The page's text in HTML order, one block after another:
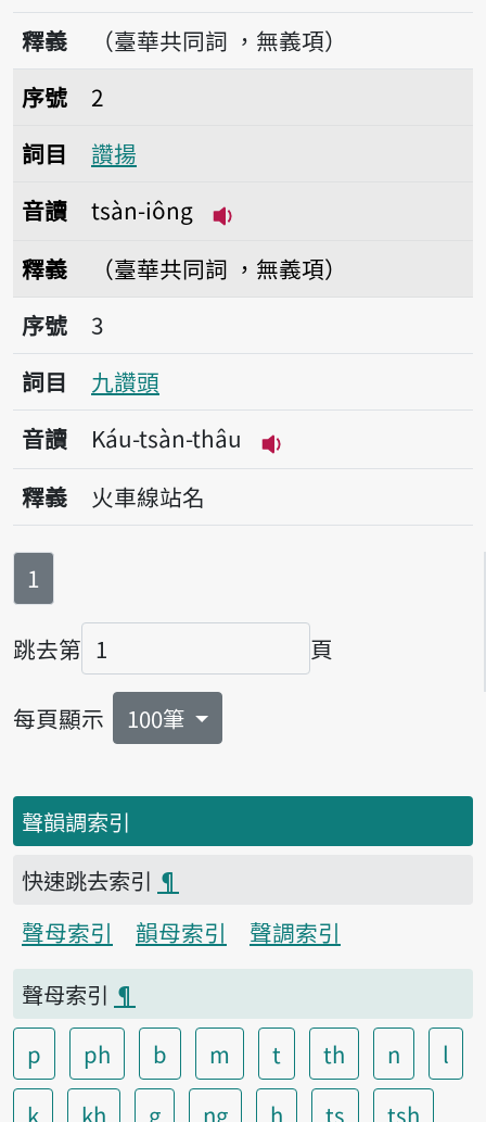
播放音讀tsàn-bí
釋義
（臺華共同詞 ，無義項）
序號2讚揚
序號
2
詞目
讚揚
音讀
tsàn-iông
釋義
（臺華共同詞 ，無義項）
序號3九讚頭
序號
3
詞目
九讚頭
音讀
Káu-tsàn-thâu
播放音讀Káu-tsàn-
釋義 火車線站名
第
1
跳去第
頁碼
頁
每頁顯示 100筆
聲韻調索引
快速跳去索引 ¶
聲母索引
韻母索引
聲調索引
聲母索引 ¶
p
ph b m t th n
l
k
kh g ng h ts tsh